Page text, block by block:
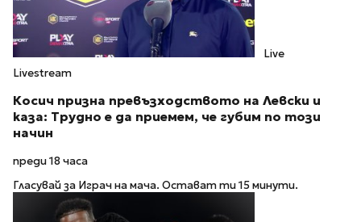
Live
Livestream
Косич призна превъзходството на Левски и
каза: Трудно е да приемем, че губим по този
начин
преди 18 часа
Гласувай за Играч на мача. Остават ти 15 минути.